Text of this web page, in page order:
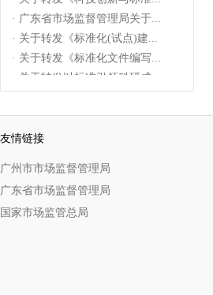
· 广东省市场监督管理局关于...
· 关于转发《标准化(试点)建...
· 关于转发《标准化文件编写...
· 关于转发以标准引领科研成...
· 广州市市场监督管理局关于...
· 关于转发《关于举办标准化...
友情链接
广州市市场监督管理局
广东省市场监督管理局
国家市场监管总局